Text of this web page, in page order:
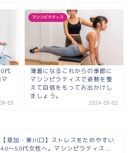
代
03
マシンピラティス
薄着になるこれからの季節に
マシンピラティスで姿勢を整
えて自信をもってお出かけし
ましょう。
2024-03-02
【草加・東川口】ストレスをためやすい
40〜50代女性へ。マシンピラティス...